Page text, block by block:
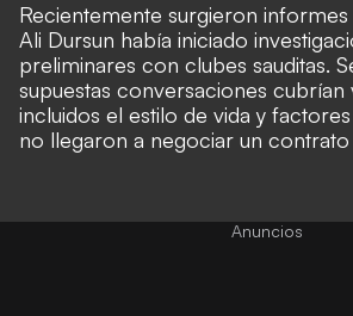
Recientemente surgieron informes
Ali Dursun había iniciado
preliminares con clubes sauditas.
supuestas conversaciones cubrían
incluidos el estilo de vida y
no llegaron a negociar un
Anuncios